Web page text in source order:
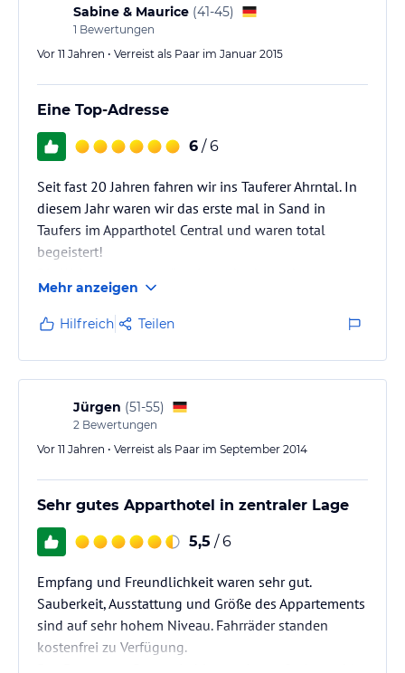
Sabine & Maurice (41-45)
1 Bewertungen
Vor 11 Jahren • Verreist als Paar im Januar 2015
Eine Top-Adresse
6 / 6
Seit fast 20 Jahren fahren wir ins Tauferer Ahrntal. In
diesem Jahr waren wir das erste mal in Sand in
Taufers im Apparthotel Central und waren total
begeistert!
Das gesamte Personal (auch im Restaurant) ist sehr
freundlich und hilfsbereit.
Und das Essen im Restaurant ist wirklich top.
Wir kommen gern wieder!!!!!!
Mehr anzeigen
Hilfreich Teilen
Jürgen (51-55)
2 Bewertungen
Vor 11 Jahren • Verreist als Paar im September 2014
Sehr gutes Apparthotel in zentraler Lage
5,5 / 6
Empfang und Freundlichkeit waren sehr gut.
Sauberkeit, Ausstattung und Größe des Appartements
sind auf sehr hohem Niveau. Fahrräder standen
kostenfrei zu Verfügung.